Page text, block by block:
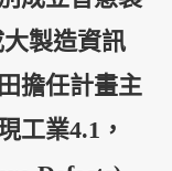
大製造資訊
擔任計畫主
工業4.1 ，